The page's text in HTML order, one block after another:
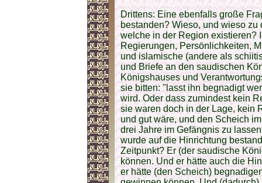
Drittens: Eine ebenfalls große
bestanden? Wieso, und wieso
welche in der Region existieren?
Regierungen, Persönlichkeiten,
und islamische (andere als
und Briefe an den saudischen
Königshauses und
sie bitten: "lasst ihn begnadigt
wird. Oder dass zumindest kein
sie waren doch in der Lage, kein
und gut wäre, und den Scheich
drei Jahre im Gefängnis zu
wurde auf die Hinrichtung
Zeitpunkt? Er (der saudische
können. Und er hätte auch die
er hätte (den Scheich)